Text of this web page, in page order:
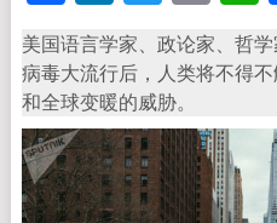
美国语言学家、政论家、哲
病毒大流行后，人类将不得
和全球变暖的威胁。